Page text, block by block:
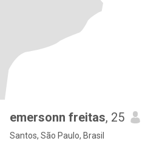
emersonn freitas, 25
Santos, São Paulo, Brasil